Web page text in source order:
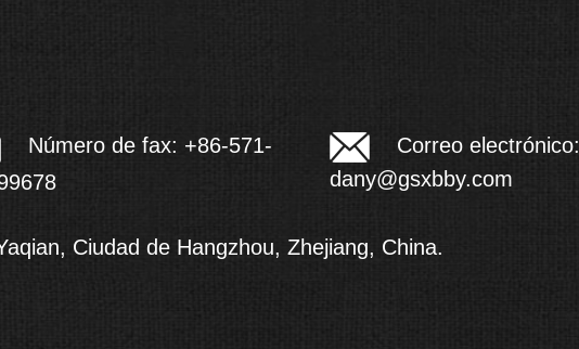
Número de fax: +86-571-
Correo electrónico:
dany@gsxbby.com
Ciudad de Hangzhou, Zhejiang, China.